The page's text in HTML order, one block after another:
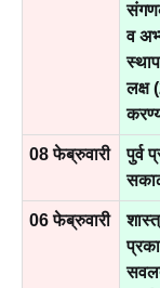
व
लक्ष
08 फेब्रुवारी
पुर्व
06 फेब्रुवारी